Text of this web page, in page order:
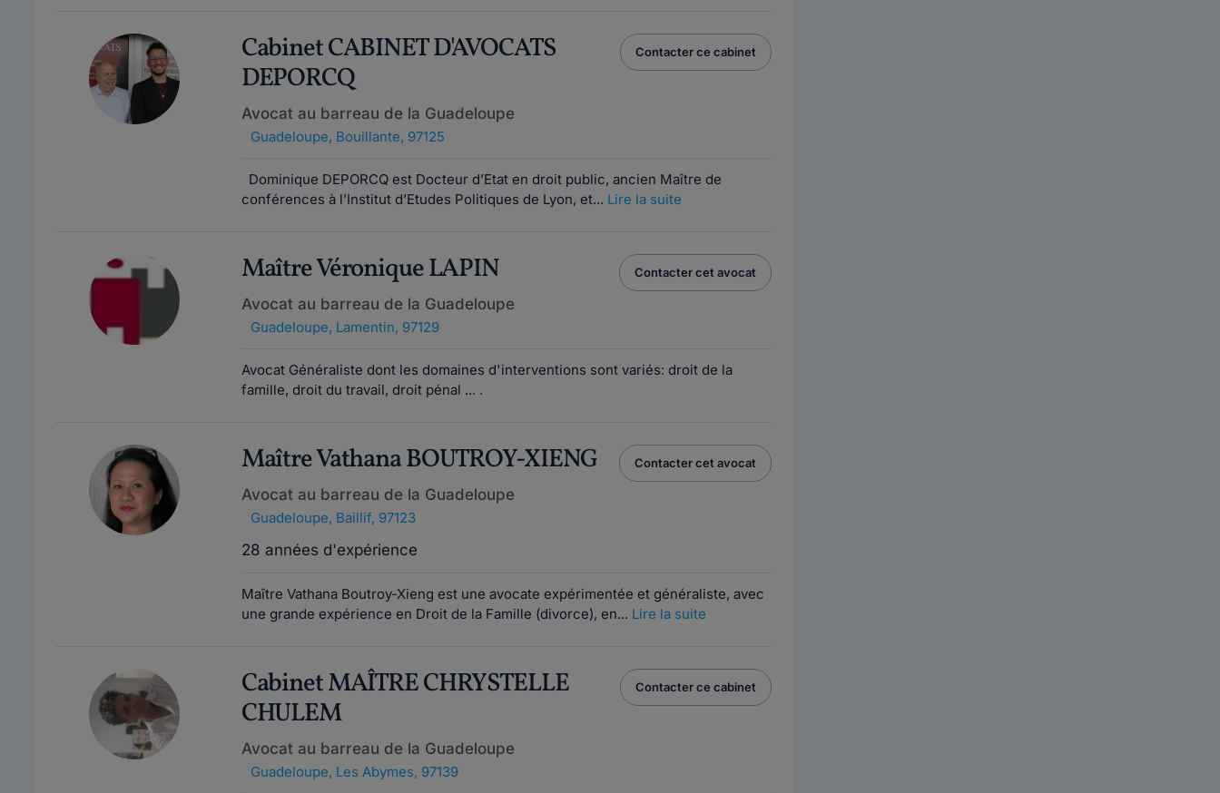
Cabinet CABINET D'AVOCATS
DEPORCQ
Avocat au barreau de la Guadeloupe
Guadeloupe, Bouillante, 97125
Contacter ce cabinet
Dominique DEPORCQ est Docteur d’Etat en droit public, ancien Maître de
conférences à l’Institut d’Etudes Politiques de Lyon, et... Lire la suite
Maître Véronique LAPIN
Avocat au barreau de la Guadeloupe
Guadeloupe, Lamentin, 97129
Contacter cet avocat
Avocat Généraliste dont les domaines d'interventions sont variés: droit de la
famille, droit du travail, droit pénal ... .
Maître Vathana BOUTROY-XIENG
Avocat au barreau de la Guadeloupe
Guadeloupe, Baillif, 97123
28 années d'expérience
Contacter cet avocat
Maître Vathana Boutroy-Xieng est une avocate expérimentée et généraliste, avec
une grande expérience en Droit de la Famille (divorce), en... Lire la suite
Cabinet MAÎTRE CHRYSTELLE
CHULEM
Avocat au barreau de la Guadeloupe
Guadeloupe, Les Abymes, 97139
Contacter ce cabinet